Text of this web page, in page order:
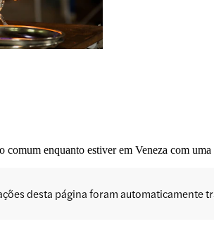
comum enquanto estiver em Veneza com
desta página foram automaticamente